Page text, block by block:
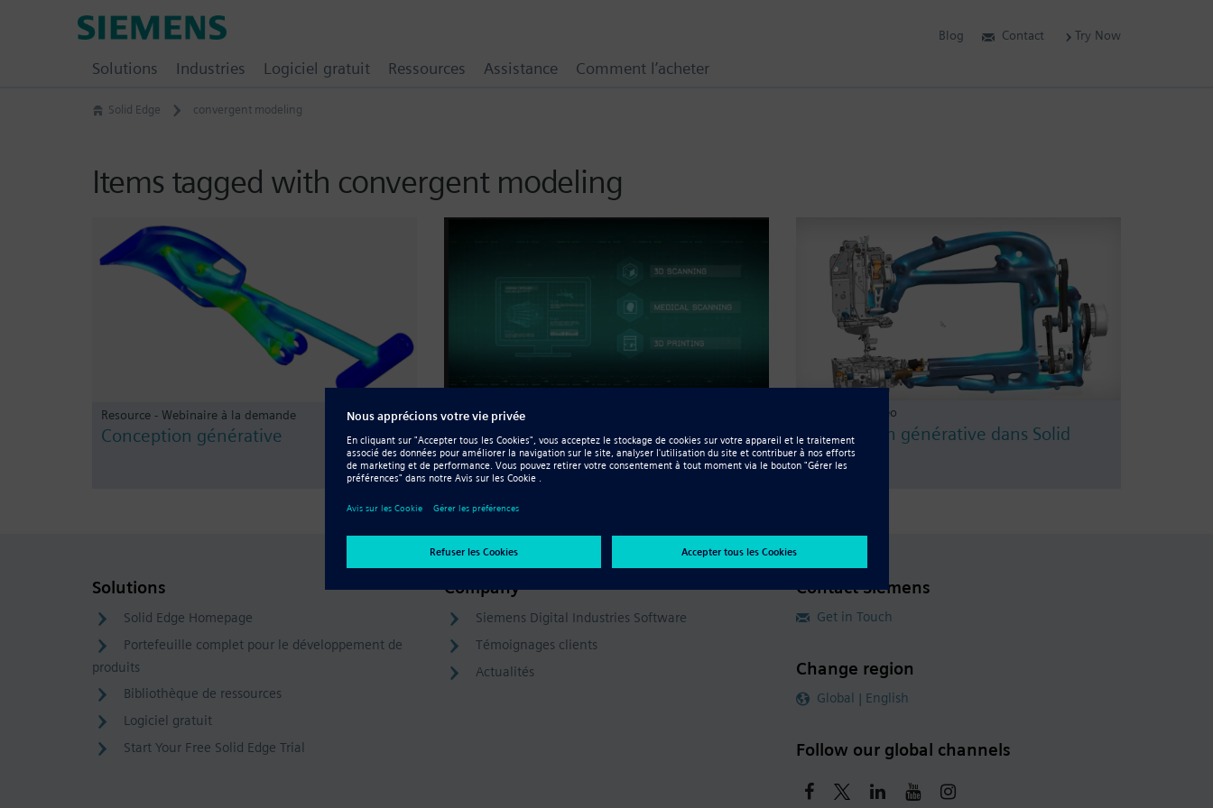
Solid Edge convergent modeling
Items tagged with convergent modeling
Resource - Webinaire à la demande
Conception générative
Resource - Vidéo
Modélisation Convergente
Resource - Vidéo
Conception générative dans Solid
Edge
Solutions
Solid Edge Homepage
Portefeuille complet pour le développement de
produits
Bibliothèque de ressources
Logiciel gratuit
Start Your Free Solid Edge Trial
Company
Siemens Digital Industries Software
Témoignages clients
Actualités
Contact Siemens
Get in Touch
Change region
Global | English
Follow our global channels
Industries
–
Life
Blog Contact Try Now
Solutions Industries Logiciel gratuit Ressources Assistance Comment l’acheter